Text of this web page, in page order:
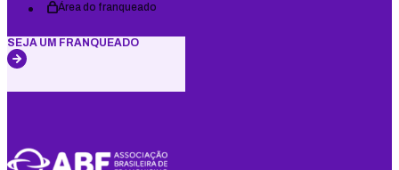
Área do franqueado
SEJA UM FRANQUEADO